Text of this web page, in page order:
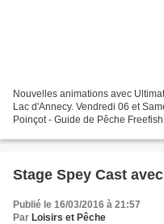
Nouvelles animations avec
Lac d'Annecy. Vendredi 06 et
Poinçot - Guide de Pêche
Stage Spey Cast
Publié le 16/03/2016 à 21:57
Par Loisirs et Pêche